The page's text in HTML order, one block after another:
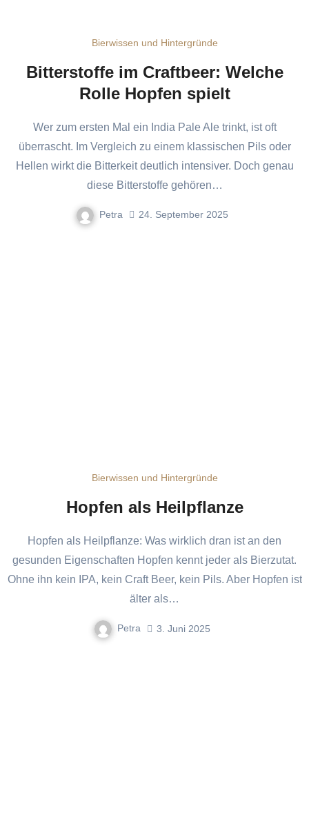
Bierwissen und Hintergründe
Bitterstoffe im Craftbeer: Welche
Rolle Hopfen spielt
Wer zum ersten Mal ein India Pale Ale trinkt, ist oft
überrascht. Im Vergleich zu einem klassischen Pils oder
Hellen wirkt die Bitterkeit deutlich intensiver. Doch genau
diese Bitterstoffe gehören…
Petra 24. September 2025
Bierwissen und Hintergründe
Hopfen als Heilpflanze
Hopfen als Heilpflanze: Was wirklich dran ist an den
gesunden Eigenschaften Hopfen kennt jeder als Bierzutat.
Ohne ihn kein IPA, kein Craft Beer, kein Pils. Aber Hopfen ist
älter als…
Petra 3. Juni 2025